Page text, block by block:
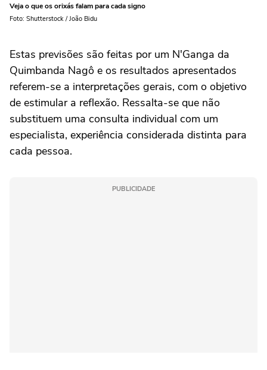
Veja o que os orixás falam para cada signo
Foto: Shutterstock / João Bidu
Estas previsões são feitas por um N'Ganga da
Quimbanda Nagô e os resultados apresentados
referem-se a interpretações gerais, com o objetivo
de estimular a reflexão. Ressalta-se que não
substituem uma consulta individual com um
especialista, experiência considerada distinta para
cada pessoa.
PUBLICIDADE